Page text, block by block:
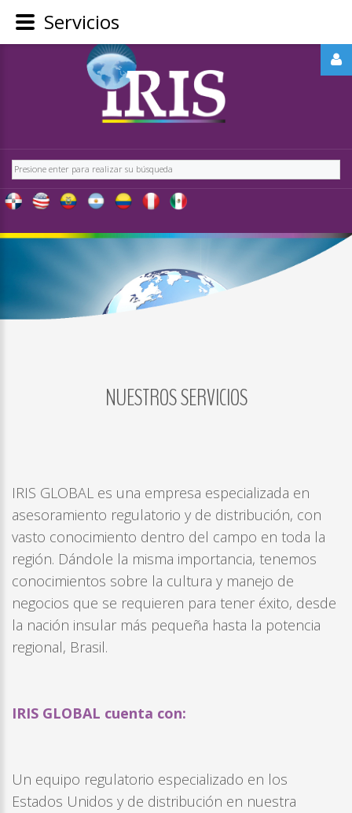
Buscar
NUESTROSSERVICIOS
IRIS GLOBAL es una empresa especializada en
asesoramiento regulatorio y de distribución, con
vasto conocimiento dentro del campo en toda la
región. Dándole la misma importancia, tenemos
conocimientos sobre la cultura y manejo de
negocios que se requieren para tener éxito, desde
la nación insular más pequeña hasta la potencia
regional, Brasil.
IRIS GLOBAL cuenta con:
Un equipo regulatorio especializado en los
Estados Unidos y de distribución en nuestra
REGÍSTRATE
OBTÉN
EXCLUSIVO
PARA
USUARIOS
IRIS
LOG
Remember
me
Forgot
your
username?
/
Servicios